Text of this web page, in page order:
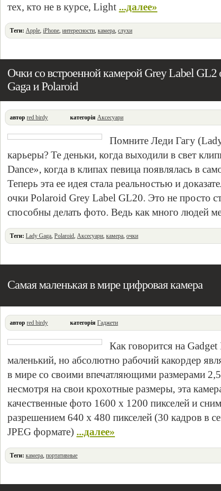
тех, кто не в курсе, Light ...далее»
Теги: Apple,iPhone,интересности,камера,слухи
Очки со встроенной камерой Grey Label GL2
Gaga и Polaroid
автор red birdy категорія Аксесуари
Помните Леди Гагу
карьеры? Те деньки, когда выходили в свет
Dance», когда в клипах певица появлялась в
Теперь эта ее идея стала реальностью и
очки Polaroid Grey Label GL20. Это не просто
способны делать фото. Ведь как много людей
Теги: Lady Gaga,Polaroid,Аксесуари,камера,очки
Самая маленькая в мире цифровая камера
автор red birdy категорія Гаджети
Как говорится на Gadget
маленький, но абсолютно рабочий какордер
в мире со своими впечатляющими размерами
несмотря на свои крохотные размеры, эта
качественные фото 1600 х 1200 пикселей и
разрешением 640 х 480 пикселей (30 кадров в
JPEG формате) ...далее»
Теги: камера,портативные